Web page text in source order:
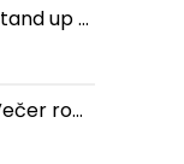
Grajski poletni večeri: Stand up večer na Gradu Žovnek
Grajski poletni večeri: Večer romantike na Gradu Žovnek